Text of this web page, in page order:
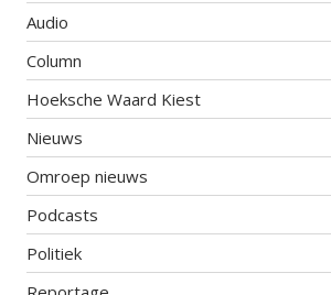
Audio
Column
Hoeksche Waard Kiest
Nieuws
Omroep nieuws
Podcasts
Politiek